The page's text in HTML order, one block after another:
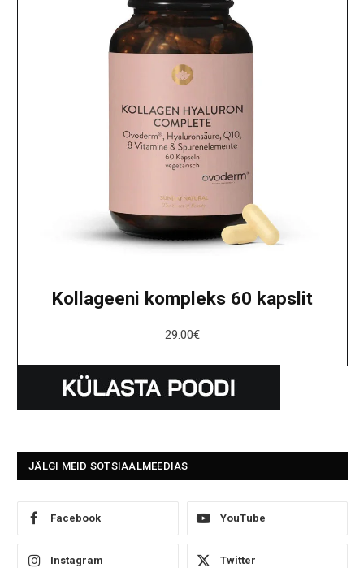
Kollageeni kompleks 60 kapslit
29.00€
JÄLGI MEID SOTSIAALMEEDIAS
Facebook YouTube
Instagram Twitter